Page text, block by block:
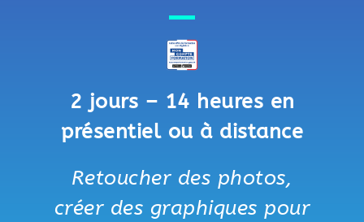
2 jours – 14 heures en
présentiel ou à distance
Retoucher des photos,
créer des graphiques pour